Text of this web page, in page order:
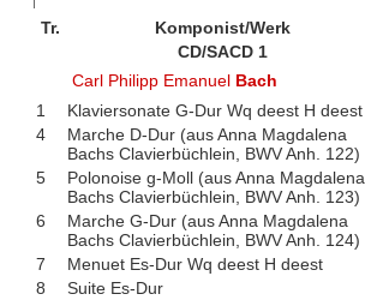
Tr. Komponist/Werk
CD/SACD 1
Carl Philipp Emanuel Bach
1
Klaviersonate G-Dur Wq deest H deest
4
Marche D-Dur (aus Anna Magdalena
Bachs Clavierbüchlein, BWV Anh. 122)
5
Polonoise g-Moll (aus Anna Magdalena
Bachs Clavierbüchlein, BWV Anh. 123)
6
Marche G-Dur (aus Anna Magdalena
Bachs Clavierbüchlein, BWV Anh. 124)
7 Menuet Es-Dur Wq deest H deest
8
Suite Es-Dur